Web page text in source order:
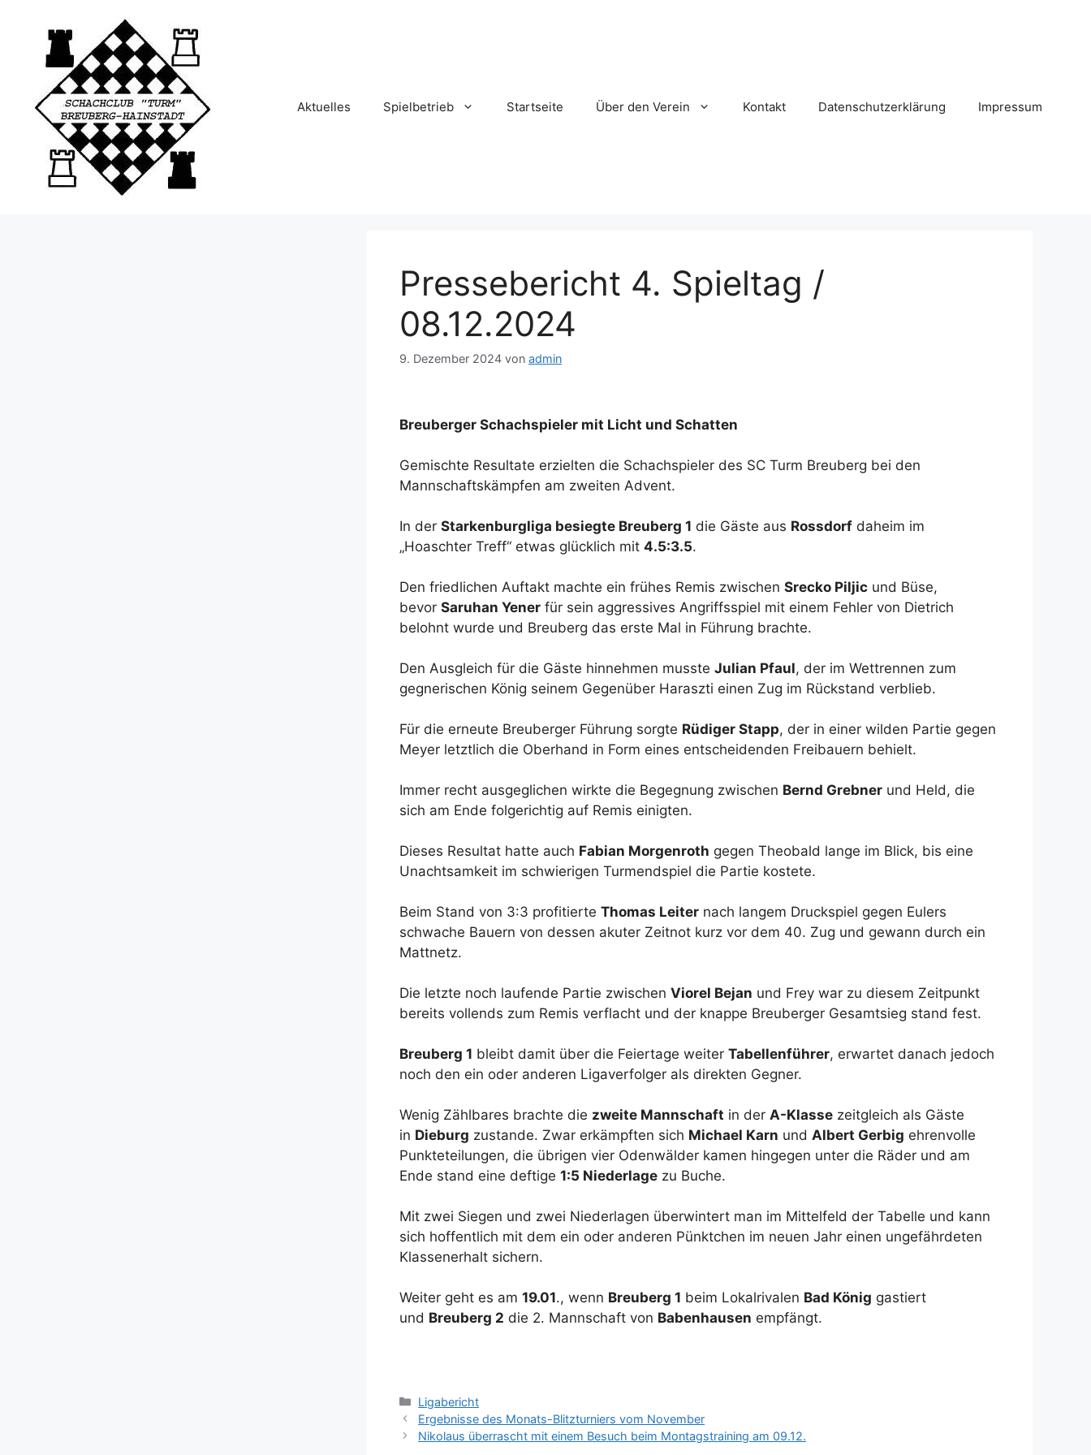
Aktuelles Spielbetrieb Startseite Über den Verein Kontakt Datenschutzerklärung Impressum
Pressebericht 4. Spieltag /
08.12.2024
9. Dezember 2024 von admin
Breuberger Schachspieler mit Licht und Schatten
Gemischte Resultate erzielten die Schachspieler des SC Turm Breuberg bei den
Mannschaftskämpfen am zweiten Advent.
In der Starkenburgliga besiegte Breuberg 1 die Gäste aus Rossdorf daheim im
„Hoaschter Treff“ etwas glücklich mit 4.5:3.5.
Den friedlichen Auftakt machte ein frühes Remis zwischen Srecko Piljic und Büse,
bevor Saruhan Yener für sein aggressives Angriffsspiel mit einem Fehler von Dietrich
belohnt wurde und Breuberg das erste Mal in Führung brachte.
Den Ausgleich für die Gäste hinnehmen musste Julian Pfaul, der im Wettrennen zum
gegnerischen König seinem Gegenüber Haraszti einen Zug im Rückstand verblieb.
Für die erneute Breuberger Führung sorgte Rüdiger Stapp, der in einer wilden Partie gegen
Meyer letztlich die Oberhand in Form eines entscheidenden Freibauern behielt.
Immer recht ausgeglichen wirkte die Begegnung zwischen Bernd Grebner und Held, die
sich am Ende folgerichtig auf Remis einigten.
Dieses Resultat hatte auch Fabian Morgenroth gegen Theobald lange im Blick, bis eine
Unachtsamkeit im schwierigen Turmendspiel die Partie kostete.
Beim Stand von 3:3 profitierte Thomas Leiter nach langem Druckspiel gegen Eulers
schwache Bauern von dessen akuter Zeitnot kurz vor dem 40. Zug und gewann durch ein
Mattnetz.
Die letzte noch laufende Partie zwischen Viorel Bejan und Frey war zu diesem Zeitpunkt
bereits vollends zum Remis verflacht und der knappe Breuberger Gesamtsieg stand fest.
Breuberg 1 bleibt damit über die Feiertage weiter Tabellenführer, erwartet danach jedoch
noch den ein oder anderen Ligaverfolger als direkten Gegner.
Wenig Zählbares brachte die zweite Mannschaft in der A-Klasse zeitgleich als Gäste
in Dieburg zustande. Zwar erkämpften sich Michael Karn und Albert Gerbig ehrenvolle
Punkteteilungen, die übrigen vier Odenwälder kamen hingegen unter die Räder und am
Ende stand eine deftige 1:5 Niederlage zu Buche.
Mit zwei Siegen und zwei Niederlagen überwintert man im Mittelfeld der Tabelle und kann
sich hoffentlich mit dem ein oder anderen Pünktchen im neuen Jahr einen ungefährdeten
Klassenerhalt sichern.
Weiter geht es am 19.01., wenn Breuberg 1 beim Lokalrivalen Bad König gastiert
und Breuberg 2 die 2. Mannschaft von Babenhausen empfängt.
Ligabericht
Ergebnisse des Monats-Blitzturniers vom November
Nikolaus überrascht mit einem Besuch beim Montagstraining am 09.12.